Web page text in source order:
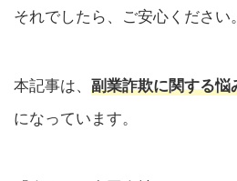
それでしたら、ご安心ください。
本記事は、 副業詐欺に関する
になっています。